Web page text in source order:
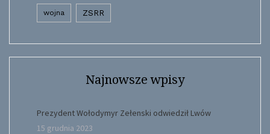
wojna ZSRR
Najnowsze wpisy
Prezydent Wołodymyr Zełenski odwiedził Lwów
15 grudnia 2023